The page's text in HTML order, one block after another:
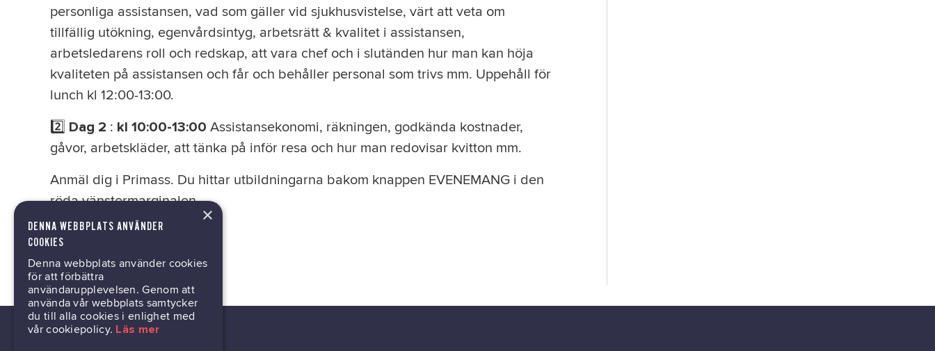
personliga assistansen, vad som gäller vid sjukhusvistelse, värt att veta om
tillfällig utökning, egenvårdsintyg, arbetsrätt & kvalitet i assistansen,
arbetsledarens roll och redskap, att vara chef och i slutänden hur man kan höja
kvaliteten på assistansen och får och behåller personal som trivs mm. Uppehåll för
lunch kl 12:00-13:00.
2️⃣ Dag 2 : kl 10:00-13:00 Assistansekonomi, räkningen, godkända kostnader,
gåvor, arbetskläder, att tänka på inför resa och hur man redovisar kvitton mm.
Anmäl dig i Primass. Du hittar utbildningarna bakom knappen EVENEMANG i den
röda vänstermarginalen.
Anmäl dig
×
DENNA WEBBPLATS ANVÄNDER
COOKIES
Denna webbplats använder cookies
för att förbättra
användarupplevelsen. Genom att
använda vår webbplats samtycker
du till alla cookies i enlighet med
vår cookiepolicy. Läs mer